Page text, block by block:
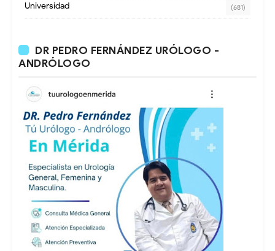
Universidad (681)
DR PEDRO FERNÁNDEZ URÓLOGO -
ANDRÓLOGO